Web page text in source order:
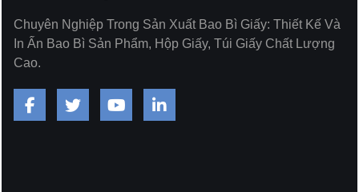
Chuyên Nghiệp Trong Sản Xuất Bao Bì Giấy: Thiết Kế Và
In Ấn Bao Bì Sản Phẩm, Hộp Giấy, Túi Giấy Chất Lượng
Cao.